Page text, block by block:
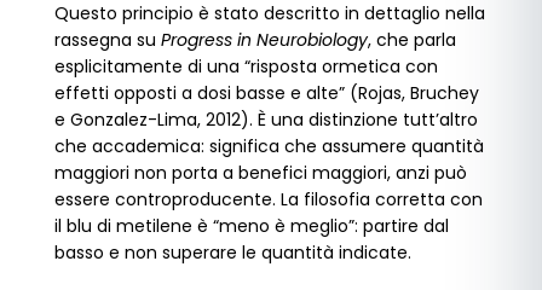
Questo principio è stato descritto in dettaglio nella
rassegna su Progress in Neurobiology, che parla
esplicitamente di una “risposta ormetica con
effetti opposti a dosi basse e alte” (Rojas, Bruchey
e Gonzalez-Lima, 2012). È una distinzione tutt’altro
che accademica: significa che assumere quantità
maggiori non porta a benefici maggiori, anzi può
essere controproducente. La filosofia corretta con
il blu di metilene è “meno è meglio”: partire dal
basso e non superare le quantità indicate.